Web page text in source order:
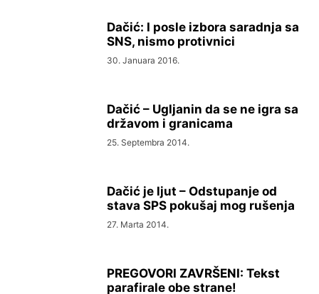
Dačić: I posle izbora saradnja sa
SNS, nismo protivnici
30. Januara 2016.
Dačić – Ugljanin da se ne igra sa
državom i granicama
25. Septembra 2014.
Dačić je ljut – Odstupanje od
stava SPS pokušaj mog rušenja
27. Marta 2014.
PREGOVORI ZAVRŠENI: Tekst
parafirale obe strane!